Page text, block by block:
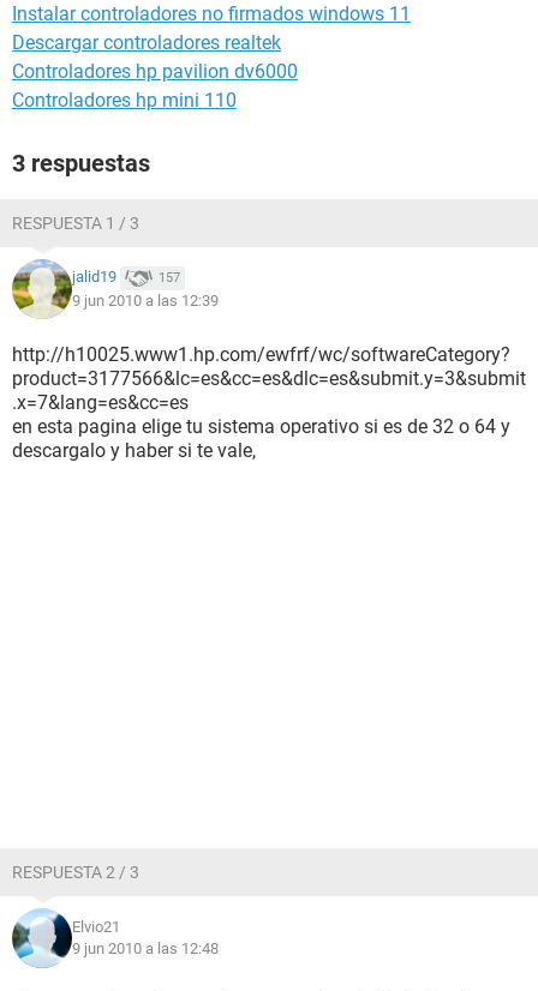
Instalar controladores no firmados windows 11
Descargar controladores realtek
Controladores hp pavilion dv6000
Controladores hp mini 110
3 respuestas
RESPUESTA 1 / 3
jalid19 157
9 jun 2010 a las 12:39
http://h10025.www1.hp.com/ewfrf/wc/softwareCategory?
product=3177566&lc=es&cc=es&dlc=es&submit.y=3&submit
.x=7&lang=es&cc=es
en esta pagina elige tu sistema operativo si es de 32 o 64 y
descargalo y haber si te vale,
RESPUESTA 2 / 3
Elvio21
9 jun 2010 a las 12:48